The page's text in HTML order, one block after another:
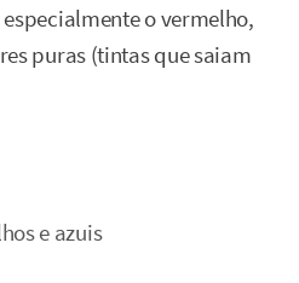
o vermelho,
puras (tintas que saiam
e azuis